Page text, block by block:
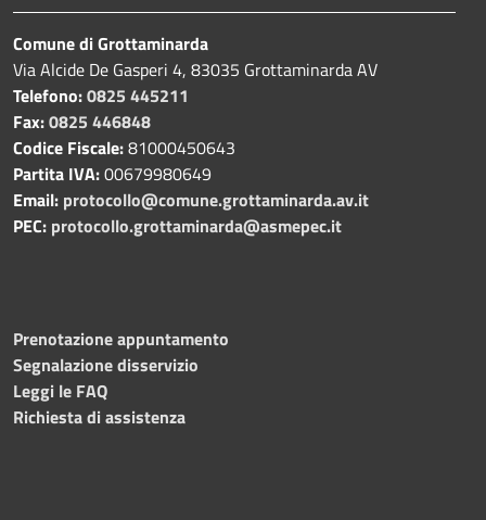
Comune di Grottaminarda
Via Alcide De Gasperi 4, 83035 Grottaminarda AV
Telefono:0825 445211
Fax:0825 446848
Codice Fiscale:81000450643
Partita IVA:00679980649
Email: protocollo@comune.grottaminarda.av.it
PEC: protocollo.grottaminarda@asmepec.it
Prenotazione appuntamento
Segnalazione disservizio
Leggi le FAQ
Richiesta di assistenza